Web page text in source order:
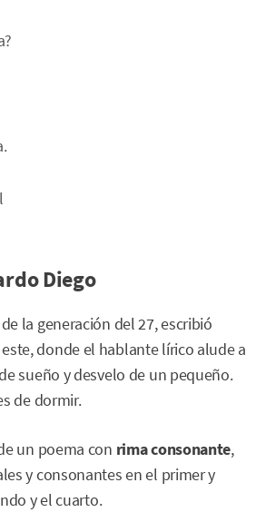
Diego
la generación del 27, escribió
donde el hablante lírico alude a
sueño y desvelo de un pequeño.
de dormir.
un poema con rima consonante,
y consonantes en el primer y
y el cuarto.